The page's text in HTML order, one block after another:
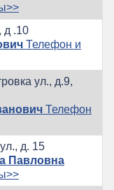
д .10
Телефон и
ул., д.9,
Телефон
д. 15
Павловна